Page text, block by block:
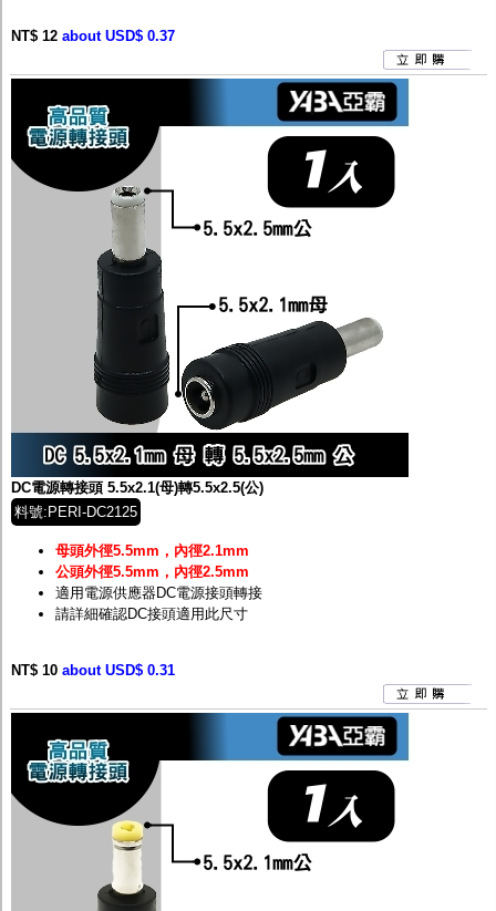
偽裝嚇阻假監視器. 警示防盜貼紙
電腦工業機殼
NT$ 12 about USD$ 0.37
DC電源轉接頭 5.5x2.1(母)轉5.5x2.5(公)
料號:PERI-DC2125
母頭外徑5.5mm，內徑2.1mm
公頭外徑5.5mm，內徑2.5mm
適用電源供應器DC電源接頭轉接
請詳細確認DC接頭適用此尺寸
NT$ 10 about USD$ 0.31